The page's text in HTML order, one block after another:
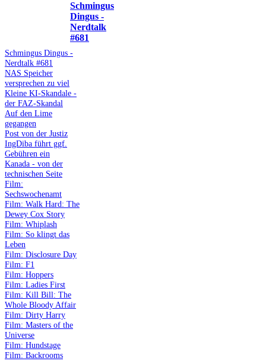
Schmingus
Dingus -
Nerdtalk
#681
Schmingus Dingus -
Nerdtalk #681
NAS Speicher
versprechen zu viel
Kleine KI-Skandale -
der FAZ-Skandal
Auf den Lime
gegangen
Post von der Justiz
IngDiba führt ggf.
Gebühren ein
Kanada - von der
technischen Seite
Film:
Sechswochenamt
Film: Walk Hard: The
Dewey Cox Story
Film: Whiplash
Film: So klingt das
Leben
Film: Disclosure Day
Film: F1
Film: Hoppers
Film: Ladies First
Film: Kill Bill: The
Whole Bloody Affair
Film: Dirty Harry
Film: Masters of the
Universe
Film: Hundstage
Film: Backrooms